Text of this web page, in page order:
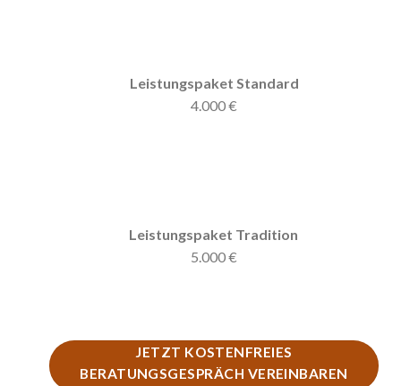
Leistungspaket Standard
4.000 €
Leistungspaket Tradition
5.000 €
JETZT KOSTENFREIES
BERATUNGSGESPRÄCH VEREINBAREN